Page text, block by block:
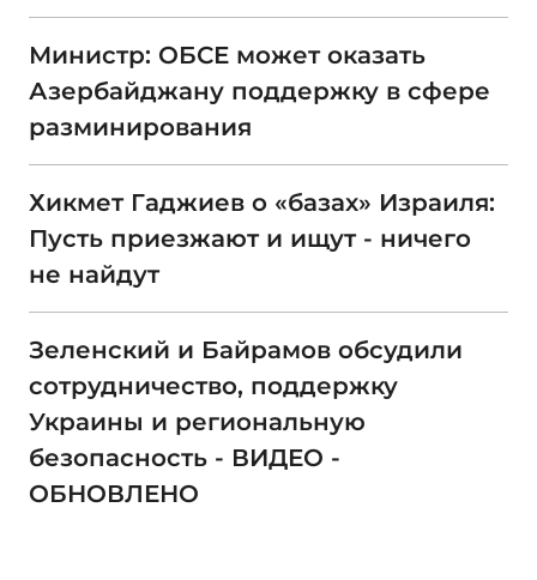
Министр: ОБСЕ может оказать
Азербайджану поддержку в сфере
разминирования
Хикмет Гаджиев о «базах» Израиля:
Пусть приезжают и ищут - ничего
не найдут
Зеленский и Байрамов обсудили
сотрудничество, поддержку
Украины и региональную
безопасность - ВИДЕО -
ОБНОВЛЕНО